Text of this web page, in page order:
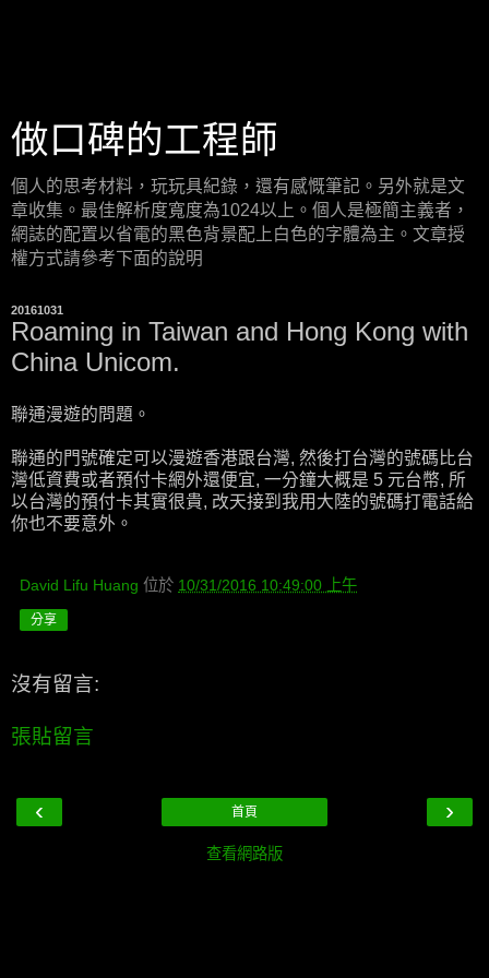
做口碑的工程師
個人的思考材料，玩玩具紀錄，還有感慨筆記。另外就是文
章收集。最佳解析度寬度為1024以上。個人是極簡主義者，
網誌的配置以省電的黑色背景配上白色的字體為主。文章授
權方式請參考下面的說明
20161031
Roaming in Taiwan and Hong Kong with
China Unicom.
聯通漫遊的問題。
聯通的門號確定可以漫遊香港跟台灣, 然後打台灣的號碼比台
灣低資費或者預付卡網外還便宜, 一分鐘大概是 5 元台幣, 所
以台灣的預付卡其實很貴, 改天接到我用大陸的號碼打電話給
你也不要意外。
David Lifu Huang 位於 10/31/2016 10:49:00 上午
分享
沒有留言:
張貼留言
‹ ›
首頁
查看網路版